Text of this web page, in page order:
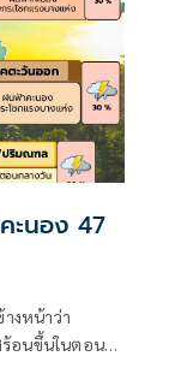
ะนอง 47
งหน้าว่า
อนขึ้นในตอน